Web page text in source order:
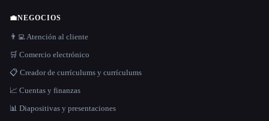
💼NEGOCIOS
👨‍💻 Atención al cliente
🛒 Comercio electrónico
📋 Creador de currículums y currículums
📈 Cuentas y finanzas
📊 Diapositivas y presentaciones